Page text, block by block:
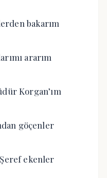
bakarım
ararım
Korgan’ım
göçenler
ekenler